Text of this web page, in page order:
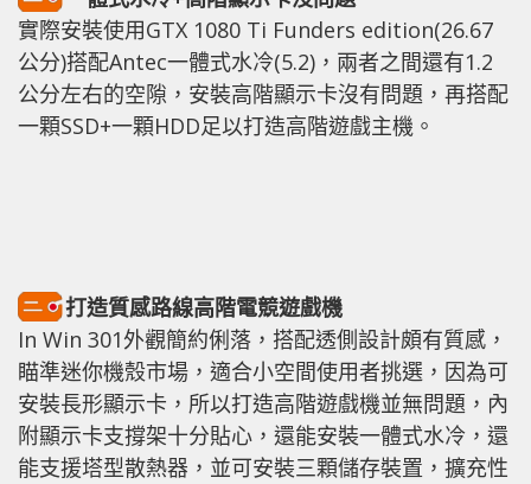
實際安裝使用GTX 1080 Ti Funders edition(26.67
公分)搭配Antec一體式水冷(5.2)，兩者之間還有1.2
公分左右的空隙，安裝高階顯示卡沒有問題，再搭配
一顆SSD+一顆HDD足以打造高階遊戲主機。
打造質感路線高階電競遊戲機
In Win 301外觀簡約俐落，搭配透側設計頗有質感，
瞄準迷你機殼市場，適合小空間使用者挑選，因為可
安裝長形顯示卡，所以打造高階遊戲機並無問題，內
附顯示卡支撐架十分貼心，還能安裝一體式水冷，還
能支援塔型散熱器，並可安裝三顆儲存裝置，擴充性